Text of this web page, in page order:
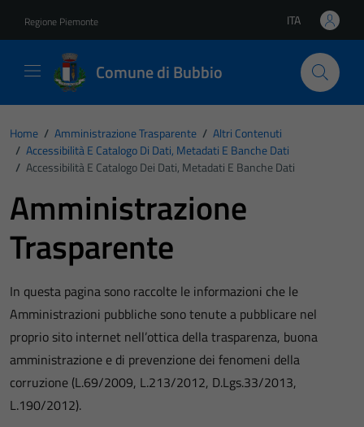
Regione Piemonte Lingua attiva:
ITA
Comune di Bubbio
Home / Amministrazione Trasparente / Altri Contenuti
/ Accessibilità E Catalogo Di Dati, Metadati E Banche Dati
/ Accessibilità E Catalogo Dei Dati, Metadati E Banche Dati
Amministrazione
Trasparente
In questa pagina sono raccolte le informazioni che le
Amministrazioni pubbliche sono tenute a pubblicare nel
proprio sito internet nell’ottica della trasparenza, buona
amministrazione e di prevenzione dei fenomeni della
corruzione (L.69/2009, L.213/2012, D.Lgs.33/2013,
L.190/2012).